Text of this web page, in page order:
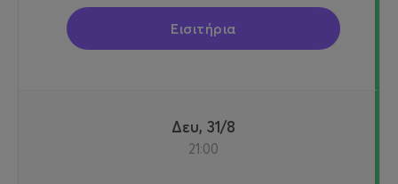
Εισιτήρια
Δευ, 31/8
21:00